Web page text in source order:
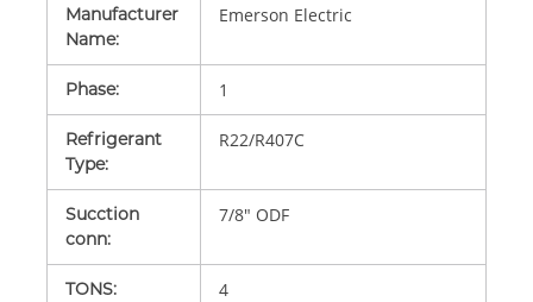
Manufacturer
Name:
Emerson Electric
Phase: 1
Refrigerant
Type:
R22/R407C
Sucction
conn:
7/8" ODF
TONS: 4